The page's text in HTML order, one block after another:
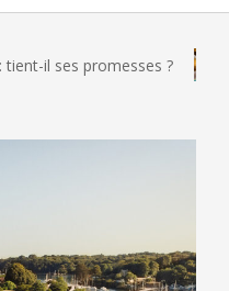
promesses ?